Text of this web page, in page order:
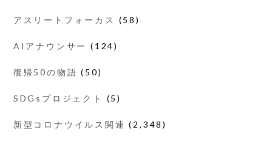
アスリートフォーカス (58)
AIアナウンサー (124)
復帰50の物語 (50)
SDGsプロジェクト (5)
新型コロナウイルス関連 (2,348)